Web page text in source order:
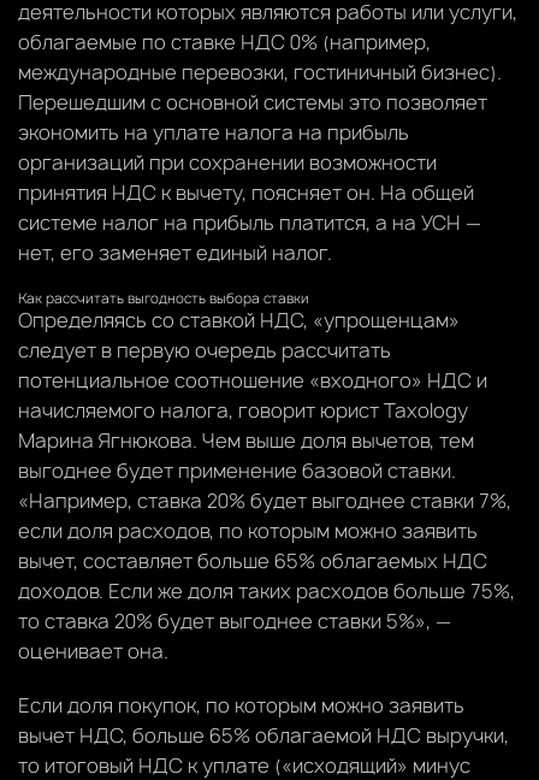
деятельности которых являются работы или услуги,
облагаемые по ставке НДС 0% (например,
международные перевозки, гостиничный бизнес).
Перешедшим с основной системы это позволяет
экономить на уплате налога на прибыль
организаций при сохранении возможности
принятия НДС к вычету, поясняет он. На общей
системе налог на прибыль платится, а на УСН —
нет, его заменяет единый налог.
Как рассчитать выгодность выбора ставки
Определяясь со ставкой НДС, «упрощенцам»
следует в первую очередь рассчитать
потенциальное соотношение «входного» НДС и
начисляемого налога, говорит юрист Taxology
Марина Ягнюкова. Чем выше доля вычетов, тем
выгоднее будет применение базовой ставки.
«Например, ставка 20% будет выгоднее ставки 7%,
если доля расходов, по которым можно заявить
вычет, составляет больше 65% облагаемых НДС
доходов. Если же доля таких расходов больше 75%,
то ставка 20% будет выгоднее ставки 5%», —
оценивает она.
Если доля покупок, по которым можно заявить
вычет НДС, больше 65% облагаемой НДС выручки,
то итоговый НДС к уплате («исходящий» минус